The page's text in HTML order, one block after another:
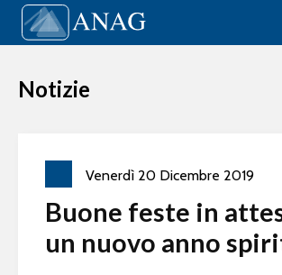
Vai al contenuto
Main Navigation
Notizie
Venerdì 20 Dicembre 2019
Buone feste in
un nuovo anno